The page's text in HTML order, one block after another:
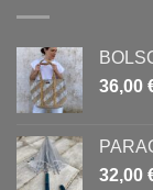
36,00
32,00